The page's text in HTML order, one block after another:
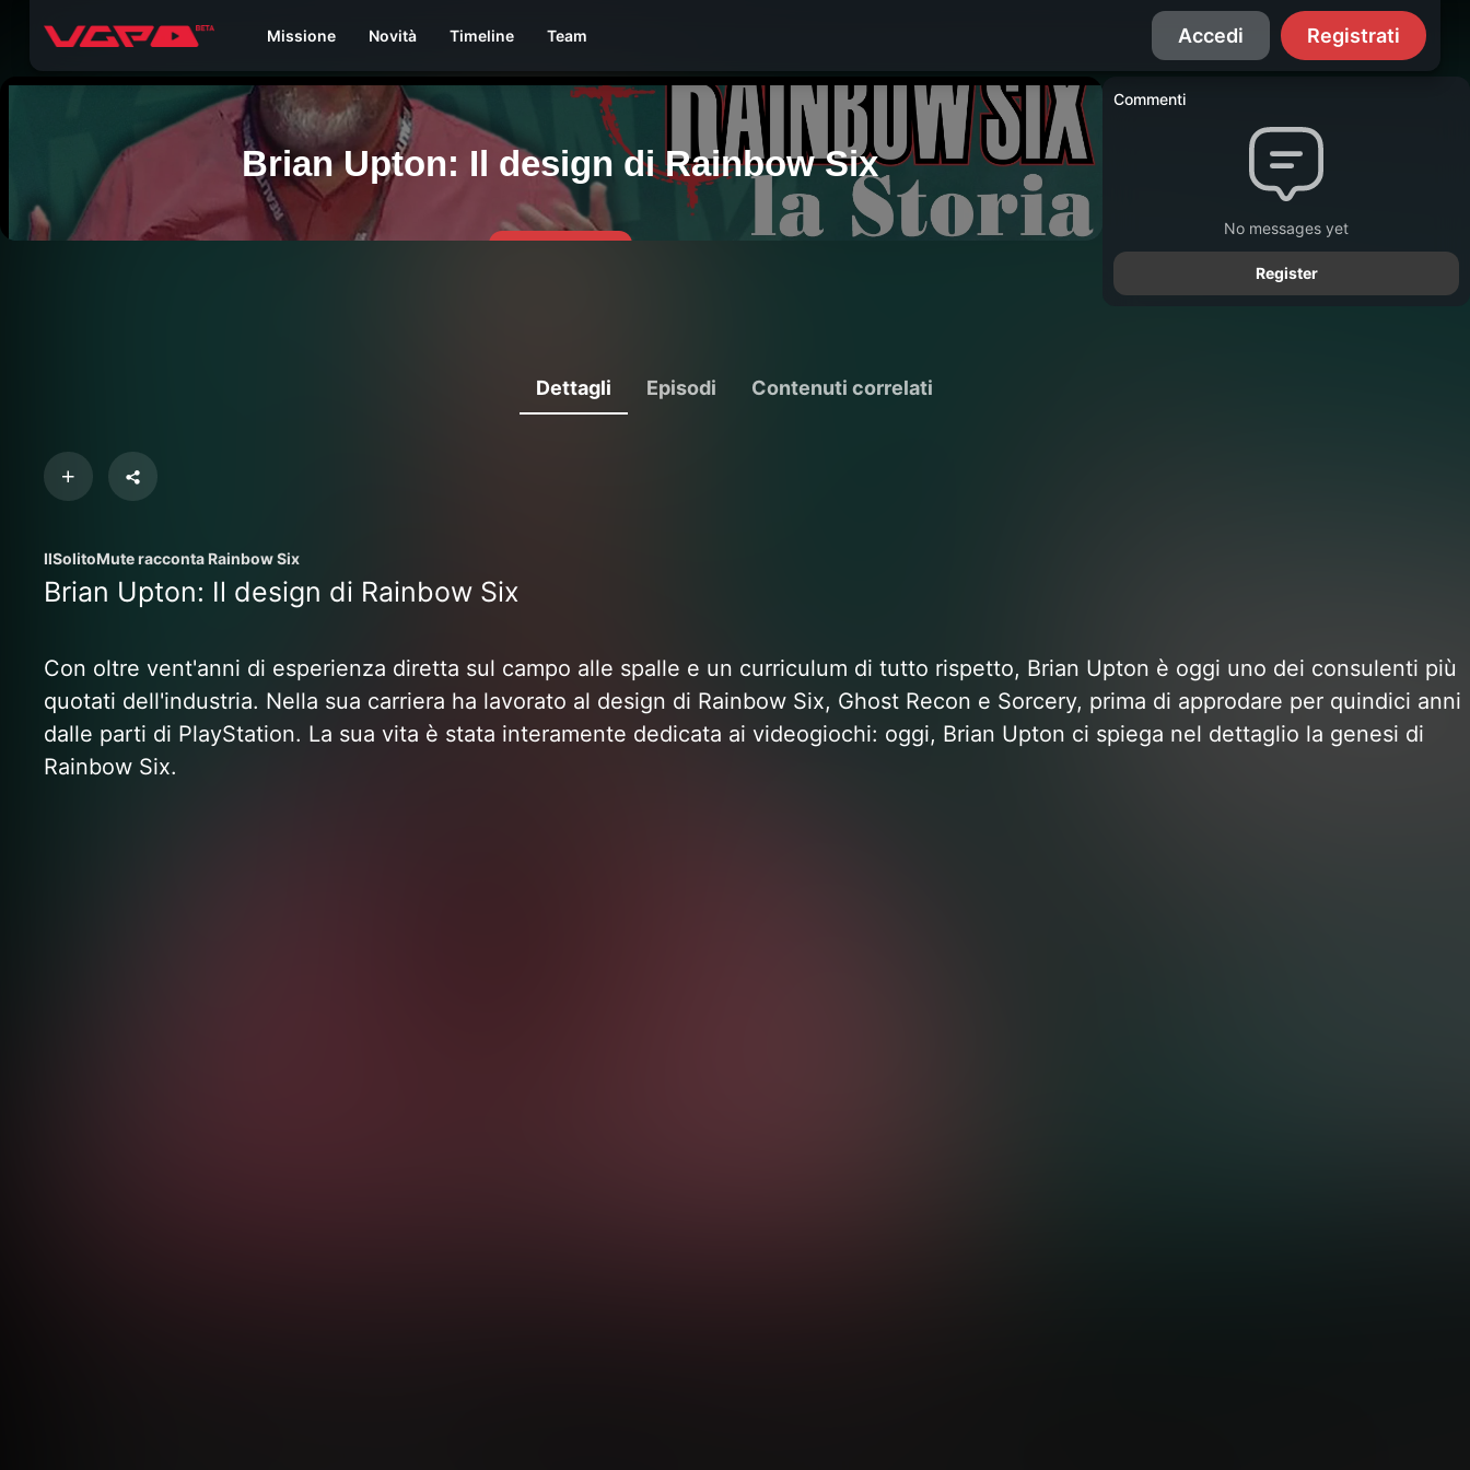
Missione Novità Timeline Team Accedi Registrati
Commenti
No messages yet
Register
Dettagli Episodi Contenuti correlati
IlSolitoMute racconta Rainbow Six
Brian Upton: Il design di Rainbow Six
Con oltre vent'anni di esperienza diretta sul campo alle spalle e un curriculum di tutto rispetto, Brian Upton è oggi uno dei consulenti più
quotati dell'industria. Nella sua carriera ha lavorato al design di Rainbow Six, Ghost Recon e Sorcery, prima di approdare per quindici anni
dalle parti di PlayStation. La sua vita è stata interamente dedicata ai videogiochi: oggi, Brian Upton ci spiega nel dettaglio la genesi di
Rainbow Six.